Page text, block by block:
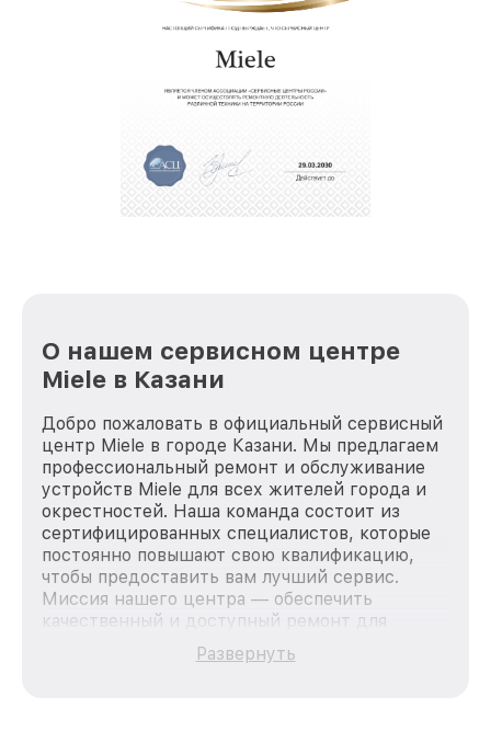
О нашем сервисном центре
Miele в Казани
Добро пожаловать в официальный сервисный
центр Miele в городе Казани. Мы предлагаем
профессиональный ремонт и обслуживание
устройств Miele для всех жителей города и
окрестностей. Наша команда состоит из
сертифицированных специалистов, которые
постоянно повышают свою квалификацию,
чтобы предоставить вам лучший сервис.
Миссия нашего центра — обеспечить
качественный и доступный ремонт для
каждого пользователя продукции Miele, вне
зависимости от сложности поломки. Мы
Развернуть